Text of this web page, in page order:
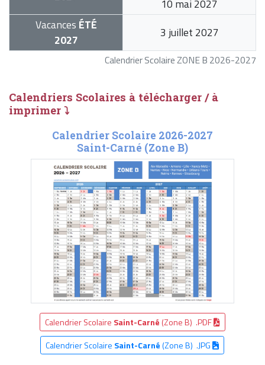
Calendrier Scolaire ZONE B 2026-2027
10 mai 2027
Vacances ÉTÉ
2027
3 juillet 2027
Calendriers Scolaires à télécharger / à
imprimer ⤵
Calendrier Scolaire 2026-2027
Saint-Carné (Zone B)
Calendrier Scolaire Saint-Carné (Zone B) .PDF
Calendrier Scolaire Saint-Carné(Zone B) .JPG